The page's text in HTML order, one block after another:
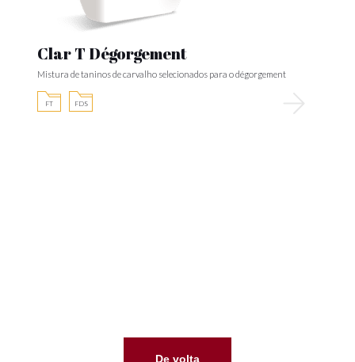
Clar T Dégorgement
Mistura de taninos de carvalho selecionados para o dégorgement
FT FDS
De volta